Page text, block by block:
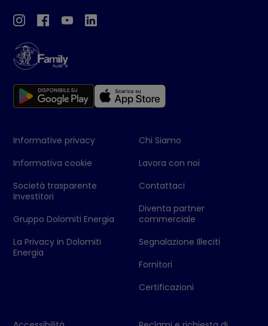
Informative privacy
Informativa cookie
Società trasparente
Investitori
Gruppo Dolomiti Energia
La Privacy in Dolomiti
Energia
Chi Siamo
Lavora con noi
Contattaci
Diventa partner
commerciale
Segnalazione Illeciti
Fornitori
Certificazioni